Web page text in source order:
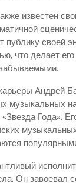
известен
публику своей
что делает
Андрей
музыкальных
Года».
Он завоевал